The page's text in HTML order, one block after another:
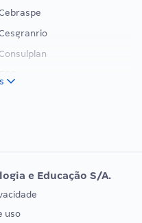
Consulplan
Vunesp
EXAME DE ORDEM
e Educação S/A.
uso